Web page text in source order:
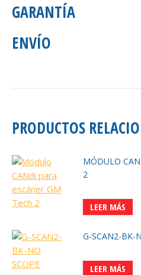
GARANTÍA
ENVÍO
PRODUCTOS
MÓDULO
2
LEER MÁS
G-SCAN2-BK-
LEER MÁS